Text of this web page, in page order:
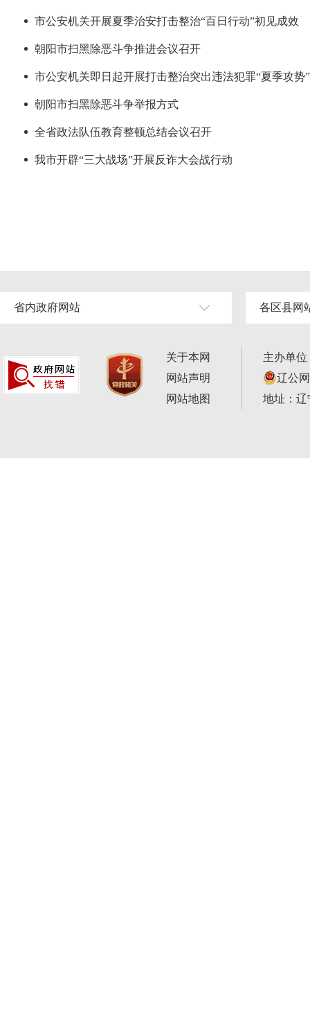
市公安机关开展夏季治安打击整治“百日行动”初见成效
朝阳市扫黑除恶斗争推进会议召开
市公安机关即日起开展打击整治突出违法犯罪“夏季攻势
朝阳市扫黑除恶斗争举报方式
全省政法队伍教育整顿总结会议召开
我市开辟“三大战场”开展反诈大会战行动
省内政府网站 各区县网
关于本网
网站声明
网站地图
主办单
辽公
地址：辽